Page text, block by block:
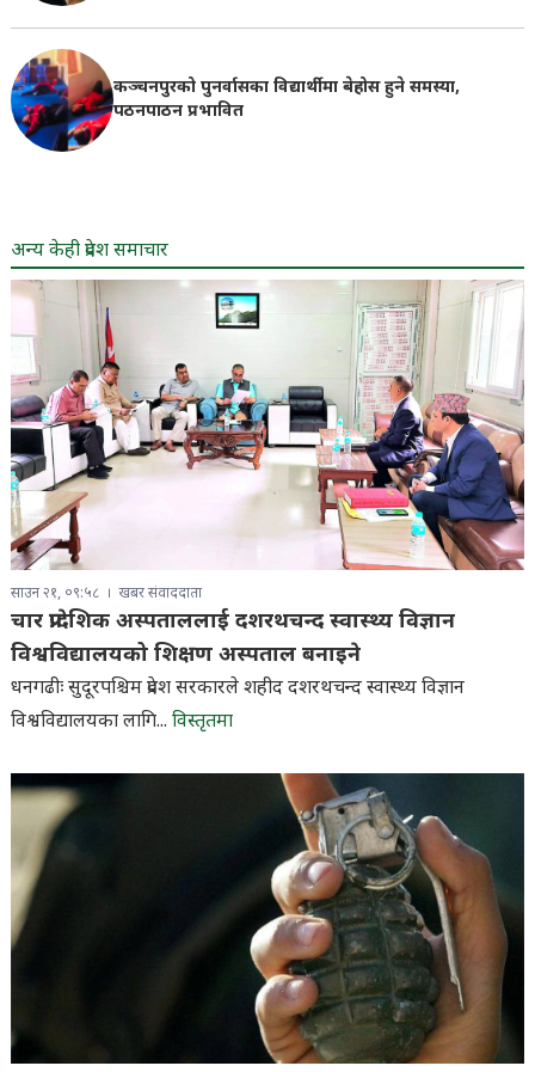
कञ्चनपुरको पुनर्वासका विद्यार्थीमा बेहोस हुने समस्या,
पठनपाठन प्रभावित
अन्य केही प्रदेश समाचार
साउन २१, ०९:५८ खबर संवाददाता
चार प्रादेशिक अस्पताललाई दशरथचन्द स्वास्थ्य विज्ञान
विश्वविद्यालयको शिक्षण अस्पताल बनाइने
धनगढीः सुदूरपश्चिम प्रदेश सरकारले शहीद दशरथचन्द स्वास्थ्य विज्ञान
विश्वविद्यालयका लागि... विस्तृतमा